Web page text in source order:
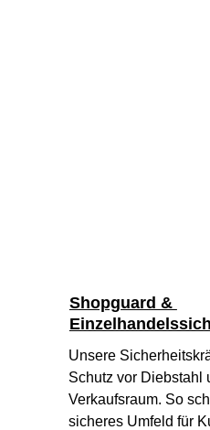
Shopguard &
Unsere
Schutz vor Diebstahl
Verkaufsraum. So
sicheres Umfeld für